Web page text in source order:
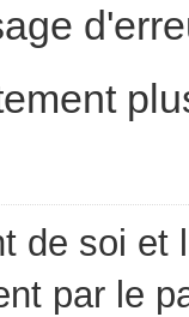
de soi
par le